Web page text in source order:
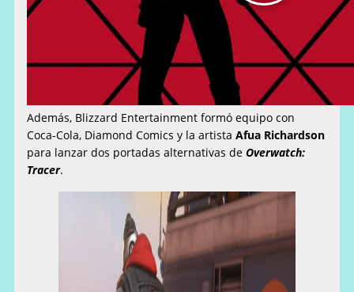
Además, Blizzard Entertainment formó equipo con
Coca-Cola, Diamond Comics y la artistaAfua Richardson
para lanzar dos portadas alternativas de Overwatch:
Tracer.